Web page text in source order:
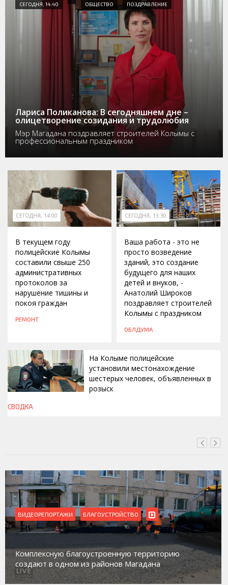
СЕГОДНЯ, 14:40 ОБЩЕСТВО ПОЗДРАВЛЕНИЕ
Лариса Поликанова: В сегодняшнем дне –
олицетворение созидания и трудолюбия
Мэр Магадана поздравляет строителей Колымы с
профессиональным праздником
СЕГОДНЯ, 14:00
В текущем году
полицейские Колымы
составили свыше 250
административных
протоколов за
нарушение тишины и
покоя граждан
РЕМОНТ
СЕГОДНЯ, 13:30
Ваша работа - это не
просто возведение
зданий, это создание
будущего для наших
детей и внуков, -
Анатолий Широков
поздравляет строителей
Колымы с праздником
ОБЛДУМА
СЕГОДНЯ, 13:00
На Колыме полицейские
установили местонахождение
шестерых человек, объявленных в
розыск
СВОДКА
ВИДЕОРЕПОРТАЖИ БЛАГОУСТРОЙСТВО
Комплексную благоустроенную территорию
создают в одном из районов Магадана